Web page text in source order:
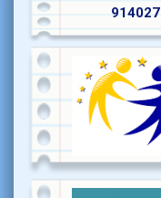
914027